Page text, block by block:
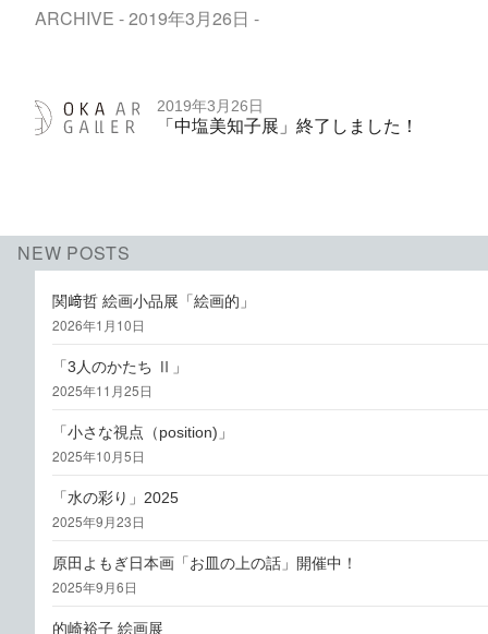
ARCHIVE - 2019年3月26日 -
2019年3月26日
「中塩美知子展」終了しました！
NEW POSTS
関﨑哲 絵画小品展「絵画的」
2026年1月10日
「3人のかたち Ⅱ」
2025年11月25日
「小さな視点（position)」
2025年10月5日
「水の彩り」2025
2025年9月23日
原田よもぎ日本画「お皿の上の話」開催中！
2025年9月6日
的崎裕子 絵画展